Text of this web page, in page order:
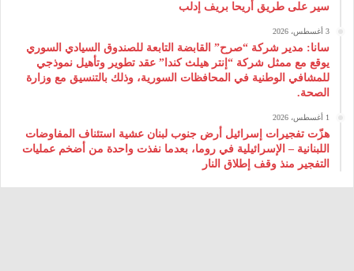
سير على طريق أريحا بريف إدلب
3 أغسطس، 2026
سانا: مدير شركة “صرح” القابضة التابعة للصندوق السيادي السوري
يوقع مع ممثل شركة “إنتر هيلث كندا” عقد تطوير وتأهيل نموذجي
للمشافي الوطنية في المحافظات السورية، وذلك بالتنسيق مع وزارة
الصحة.
1 أغسطس، 2026
هزّت تفجيرات إسرائيل أرض جنوب لبنان عشية استئناف المفاوضات
اللبنانية – الإسرائيلية في روما، بعدما نفذت واحدة من أضخم عمليات
التفجير منذ وقف إطلاق النار